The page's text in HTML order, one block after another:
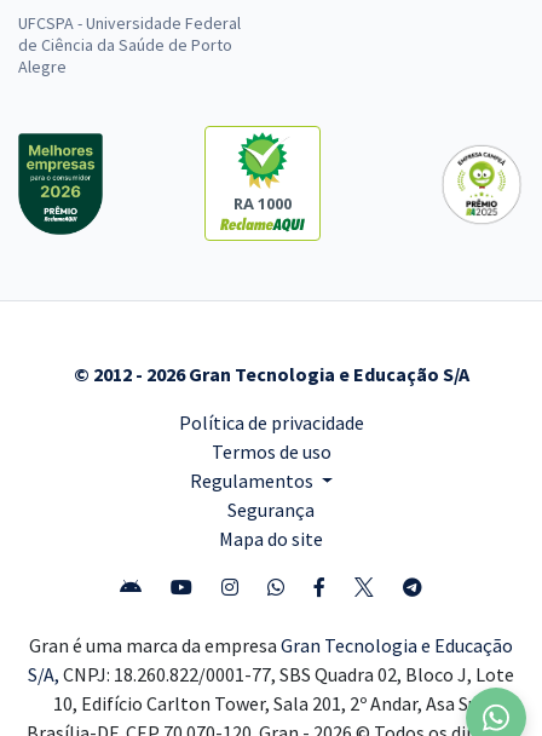
UFCSPA - Universidade Federal
de Ciência da Saúde de Porto
Alegre
RA 1000
© 2012 - 2026 Gran Tecnologia e Educação S/A
Política de privacidade
Termos de uso
Regulamentos
Segurança
Mapa do site
Gran é uma marca da empresa Gran Tecnologia e Educação
S/A, CNPJ: 18.260.822/0001-77, SBS Quadra 02, Bloco J, Lote
10, Edifício Carlton Tower, Sala 201, 2º Andar, Asa Sul,